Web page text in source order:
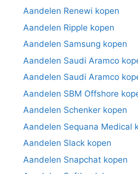
Aandelen Renewi kopen
Aandelen Ripple kopen
Aandelen Samsung kopen
Aandelen Saudi Aramco
Aandelen Saudi Aramco
Aandelen SBM Offshore
Aandelen Schenker kopen
Aandelen Sequana Medical
Aandelen Slack kopen
Aandelen Snapchat kopen